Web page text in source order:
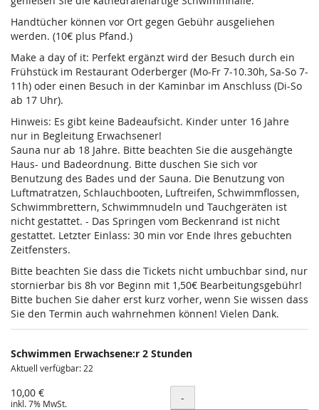
Handtücher können vor Ort gegen Gebühr ausgeliehen
werden. (10€ plus Pfand.)
Make a day of it: Perfekt ergänzt wird der Besuch durch ein
Frühstück im Restaurant Oderberger (Mo-Fr 7-10.30h, Sa-So 7-
11h) oder einen Besuch in der Kaminbar im Anschluss (Di-So
ab 17 Uhr).
Hinweis: Es gibt keine Badeaufsicht. Kinder unter 16 Jahre
nur in Begleitung Erwachsener!
Sauna nur ab 18 Jahre. Bitte beachten Sie die ausgehängte
Haus- und Badeordnung. Bitte duschen Sie sich vor
Benutzung des Bades und der Sauna. Die Benutzung von
Luftmatratzen, Schlauchbooten, Luftreifen, Schwimmflossen,
Schwimmbrettern, Schwimmnudeln und Tauchgeräten ist
nicht gestattet. - Das Springen vom Beckenrand ist nicht
gestattet. Letzter Einlass: 30 min vor Ende Ihres gebuchten
Zeitfensters.
Bitte beachten Sie dass die Tickets nicht umbuchbar sind, nur
stornierbar bis 8h vor Beginn mit 1,50€ Bearbeitungsgebühr!
Bitte buchen Sie daher erst kurz vorher, wenn Sie wissen dass
Sie den Termin auch wahrnehmen können! Vielen Dank.
Schwimmen Erwachsene:r 2 Stunden
Aktuell verfügbar: 22
10,00 €
inkl. 7% MwSt. Menge
-